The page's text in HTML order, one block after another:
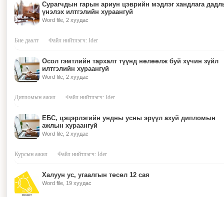
Сурагчдын гарын ариун цэврийн мэдлэг хандлага
үнэлэх илтгэлийн хураангуй
Word file, 2 хуудас
Бие даалт Файл нийтлэгч: Ider
Осол гэмтлийн тархалт түүнд нөлөөлж буй хүчин зүйл
илтгэлийн хураангуй
Word file, 2 хуудас
Дипломын ажил Файл нийтлэгч: Ider
ЕБС, цэцэрлэгийн ундны усны эрүүл ахуй дипломын
ажлын хураангуй
Word file, 2 хуудас
Курсын ажил Файл нийтлэгч: Ider
Халуун ус, угаалгын төсөл 12 сая
Word file, 19 хуудас